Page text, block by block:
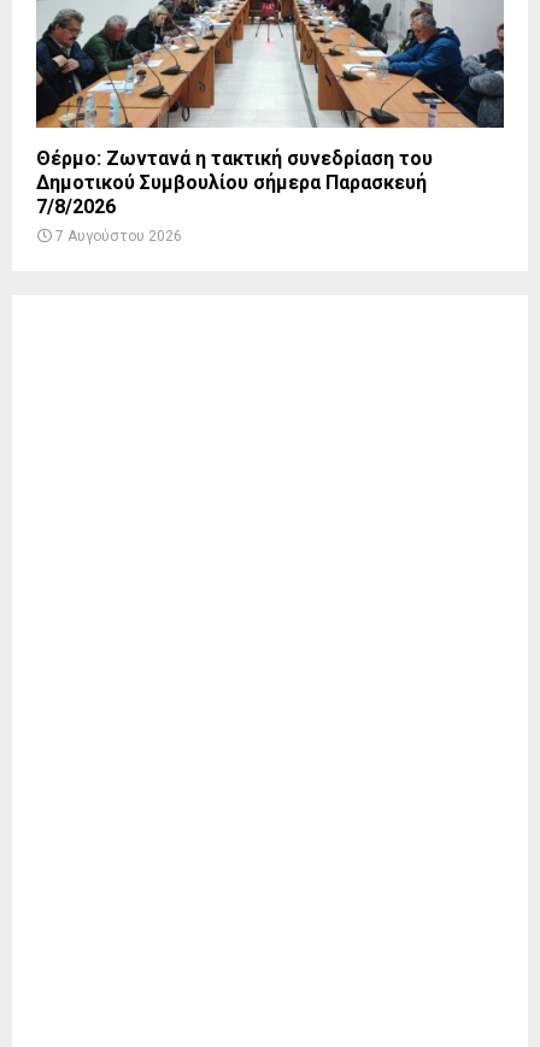
Θέρμο: Ζωντανά η τακτική συνεδρίαση του
Δημοτικού Συμβουλίου σήμερα Παρασκευή
7/8/2026
7 Αυγούστου 2026